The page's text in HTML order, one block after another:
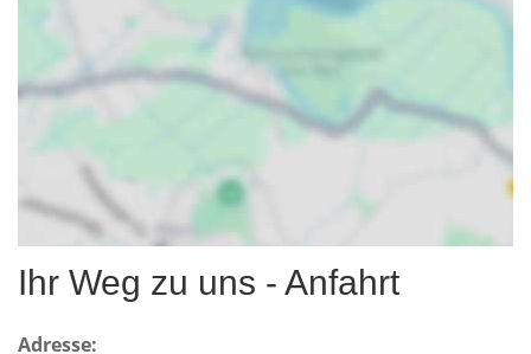
Ihr Weg zu uns - Anfahrt
Adresse: